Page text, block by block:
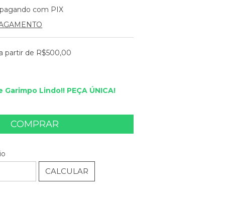
com PIX
partir de R$500,00
Garimpo Lindo!! PEÇA ÚNICA!
CALCULAR